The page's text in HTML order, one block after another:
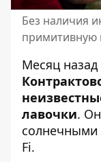
Без наличия
примитивную
Месяц
лавочки.
солнечными
Fi.